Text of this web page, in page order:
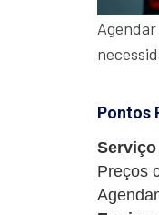
Pontos
Preços